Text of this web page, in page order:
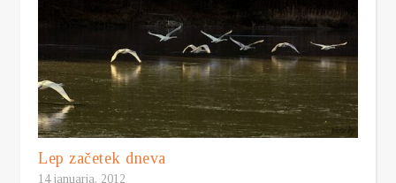
Lep začetek dneva
14 januarja, 2012